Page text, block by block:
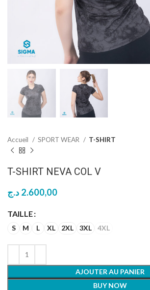
Accueil SPORT WEAR T-SHIRT
T-SHIRT NEVA COL V
2.600,00 د.ج
TAILLE
S M L XL 2XL 3XL 4XL
AJOUTER AU PANIER
BUY NOW